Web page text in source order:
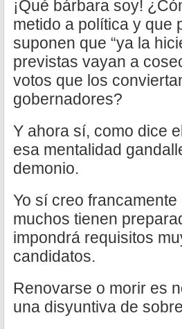
¡Qué bárbara soy!
metido a política y que
suponen que “ya la
previstas vayan a
votos que los
gobernadores?
Y ahora sí, como dice
esa mentalidad
demonio.
Yo sí creo
muchos tienen
impondrá requisitos
candidatos.
Renovarse o morir es
una disyuntiva de